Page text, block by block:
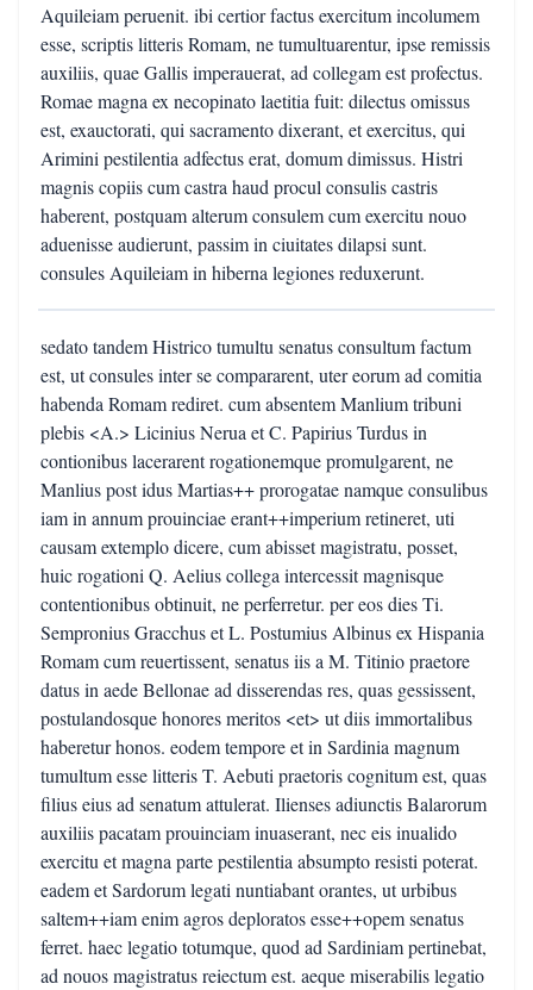
Aquileiam peruenit. ibi certior factus exercitum incolumem
esse, scriptis litteris Romam, ne tumultuarentur, ipse remissis
auxiliis, quae Gallis imperauerat, ad collegam est profectus.
Romae magna ex necopinato laetitia fuit: dilectus omissus
est, exauctorati, qui sacramento dixerant, et exercitus, qui
Arimini pestilentia adfectus erat, domum dimissus. Histri
magnis copiis cum castra haud procul consulis castris
haberent, postquam alterum consulem cum exercitu nouo
aduenisse audierunt, passim in ciuitates dilapsi sunt.
consules Aquileiam in hiberna legiones reduxerunt.
sedato tandem Histrico tumultu senatus consultum factum
est, ut consules inter se compararent, uter eorum ad comitia
habenda Romam rediret. cum absentem Manlium tribuni
plebis <A.> Licinius Nerua et C. Papirius Turdus in
contionibus lacerarent rogationemque promulgarent, ne
Manlius post idus Martias++ prorogatae namque consulibus
iam in annum prouinciae erant++imperium retineret, uti
causam extemplo dicere, cum abisset magistratu, posset,
huic rogationi Q. Aelius collega intercessit magnisque
contentionibus obtinuit, ne perferretur. per eos dies Ti.
Sempronius Gracchus et L. Postumius Albinus ex Hispania
Romam cum reuertissent, senatus iis a M. Titinio praetore
datus in aede Bellonae ad disserendas res, quas gessissent,
postulandosque honores meritos <et> ut diis immortalibus
haberetur honos. eodem tempore et in Sardinia magnum
tumultum esse litteris T. Aebuti praetoris cognitum est, quas
filius eius ad senatum attulerat. Ilienses adiunctis Balarorum
auxiliis pacatam prouinciam inuaserant, nec eis inualido
exercitu et magna parte pestilentia absumpto resisti poterat.
eadem et Sardorum legati nuntiabant orantes, ut urbibus
saltem++iam enim agros deploratos esse++opem senatus
ferret. haec legatio totumque, quod ad Sardiniam pertinebat,
ad nouos magistratus reiectum est. aeque miserabilis legatio